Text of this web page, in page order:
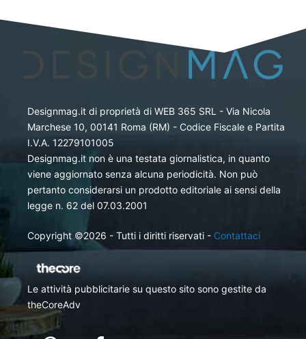
Designmag.it di proprietà di WEB 365 SRL - Via Nicola
Marchese 10, 00141 Roma (RM) - Codice Fiscale e Partita
I.V.A. 12279101005
Designmag.it non è una testata giornalistica, in quanto
viene aggiornato senza alcuna periodicità. Non può
pertanto considerarsi un prodotto editoriale ai sensi della
legge n. 62 del 07.03.2001
Copyright ©2026 - Tutti i diritti riservati - Contattaci
Le attività pubblicitarie su questo sito sono gestite da
theCoreAdv